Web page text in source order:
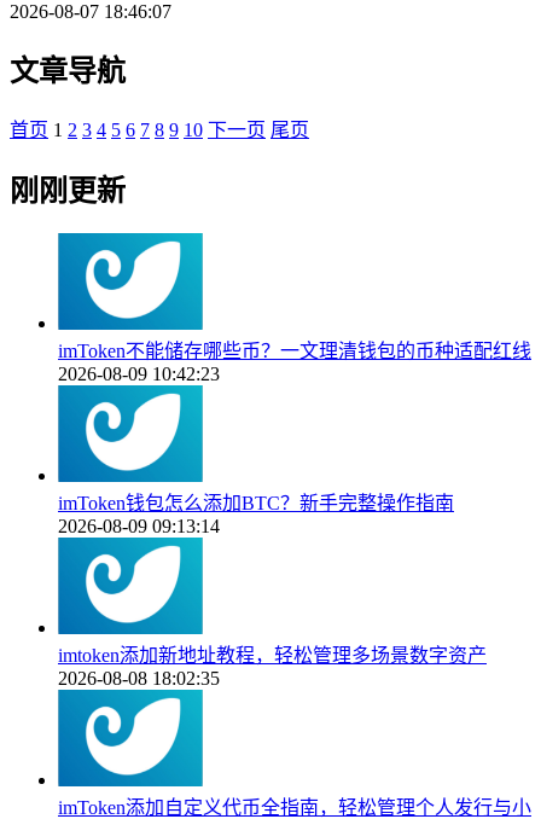
2026-08-07 18:46:07
文章导航
首页 1 2 3 4 5 6 7 8 9 10 下一页 尾页
刚刚更新
imToken不能储存哪些币？一文理清钱包的币种适配红线
2026-08-09 10:42:23
imToken钱包怎么添加BTC？新手完整操作指南
2026-08-09 09:13:14
imtoken添加新地址教程，轻松管理多场景数字资产
2026-08-08 18:02:35
imToken添加自定义代币全指南，轻松管理个人发行与小